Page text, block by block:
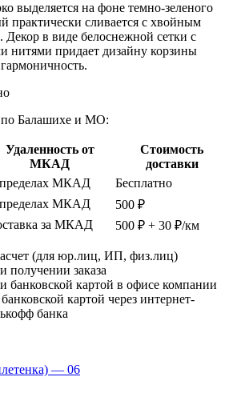
выделяется на фоне темно-зеленого
практически сливается с хвойным
в виде белоснежной сетки с
нитями придает дизайну корзины
по Балашихе и МО:
Удаленность от
МКАД
Стоимость
доставки
МКАД
Бесплатно
МКАД
500 ₽
за МКАД 500 ₽ + 30 ₽/км
(для юр.лиц, ИП, физ.лиц)
заказа
картой в офисе компании
банковской картой через интернет-
банка
— 06